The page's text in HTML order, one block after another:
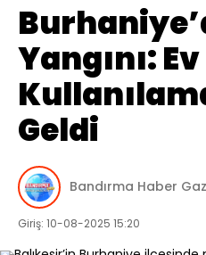
Yangını: Ev
Geldi
Bandırma Haber
Giriş: 10-08-2025 15:20